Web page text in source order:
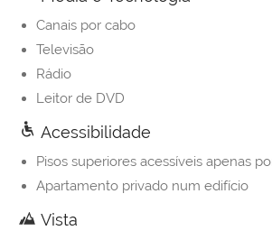
Canais por cabo
Televisão
Rádio
Leitor de DVD
Acessibilidade
Pisos superiores acessíveis apenas
Apartamento privado num edifício
Vista